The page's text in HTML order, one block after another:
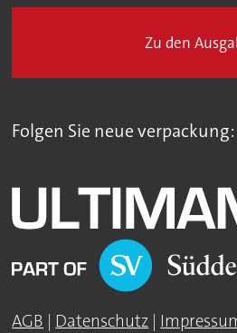
Zu den
Folgen Sie neue verpackung:
AGB | Datenschutz |